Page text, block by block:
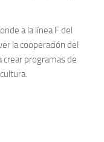
a la línea F del
la cooperación del
crear programas de